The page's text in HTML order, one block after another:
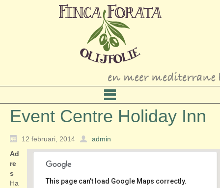
Event Centre Holiday Inn
12 februari, 2014 admin
This page can't load Google Maps correctly.
Ad
re
s
Ha